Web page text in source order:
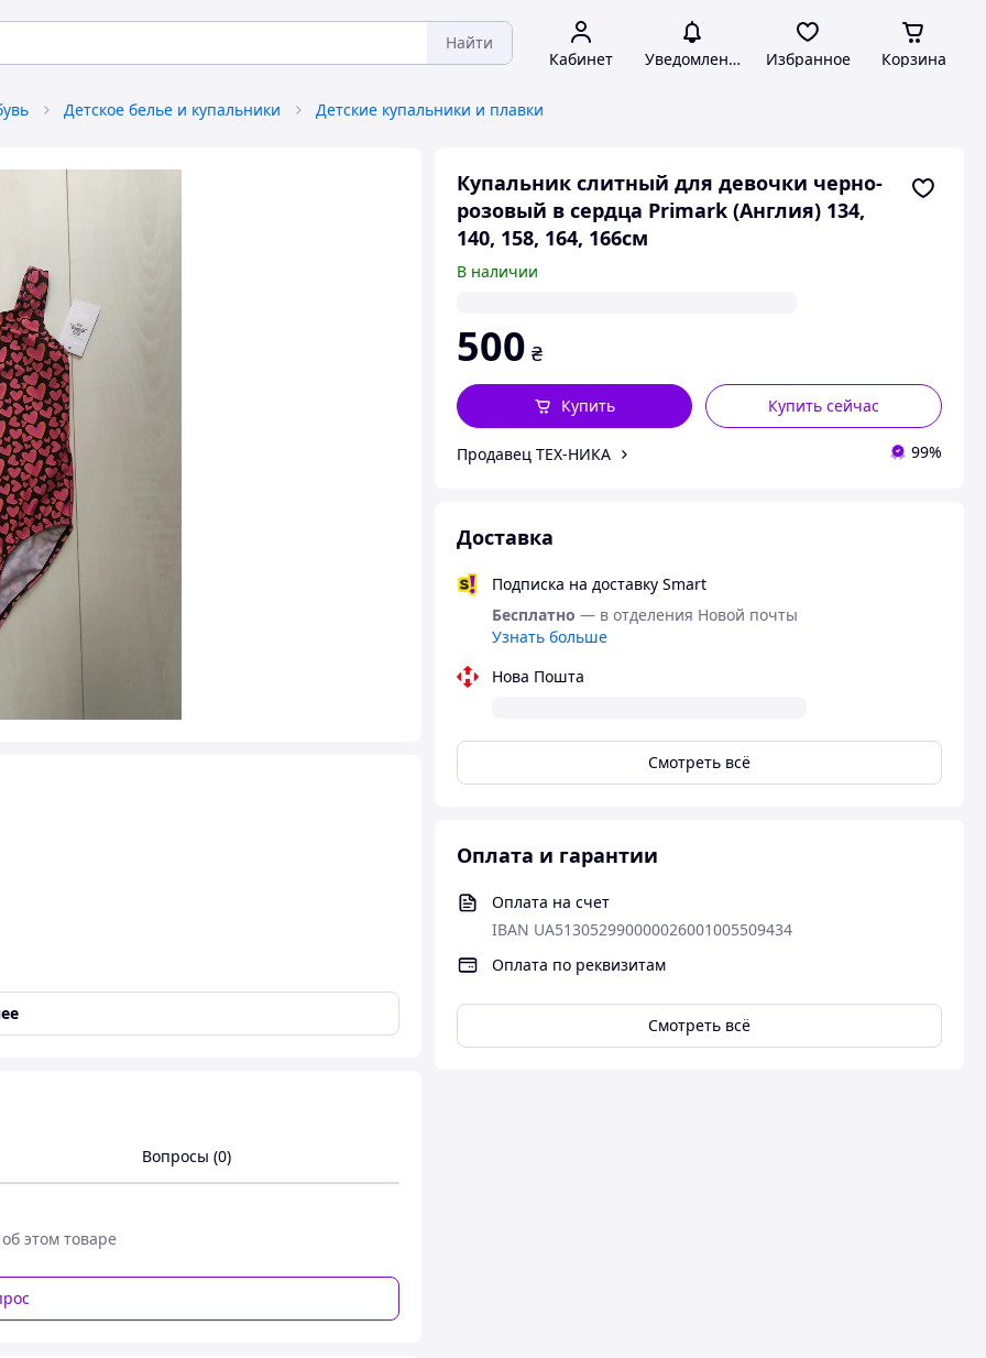
Найти
Кабинет Уведомления Избранное Корзина
Детское белье и купальники Детские купальники и плавки
Купальник слитный для девочки черно-
розовый в сердца Primark (Англия) 134,
140, 158, 164, 166см
В наличии
500 ₴
Купить сейчас
Купить
Продавец ТЕХ-НИКА 99%
Доставка
Подписка на доставку Smart
Бесплатно — в отделения Новой почты
Узнать больше
Нова Пошта
Смотреть всё
Оплата и гарантии
Оплата на счет
IBAN UA513052990000026001005509434
Оплата по реквизитам
Смотреть всё
Вопросы (0)
этом товаре